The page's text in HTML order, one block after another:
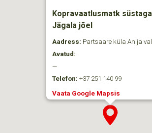
Kopravaatlusmatk süstaga
Jägala jõel
Aadress: Partsaare küla Anija
Avatud:
—
Telefon: +37 251 140 99
Vaata Google Mapsis